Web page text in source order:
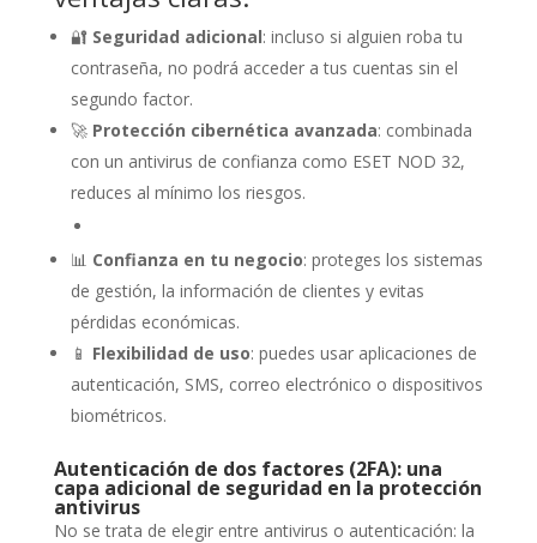
🔐 Seguridad adicional: incluso si alguien roba tu
contraseña, no podrá acceder a tus cuentas sin el
segundo factor.
🚀 Protección cibernética avanzada: combinada
con un antivirus de confianza como ESET NOD 32,
reduces al mínimo los riesgos.
📊 Confianza en tu negocio: proteges los sistemas
de gestión, la información de clientes y evitas
pérdidas económicas.
📱 Flexibilidad de uso: puedes usar aplicaciones de
autenticación, SMS, correo electrónico o dispositivos
biométricos.
Autenticación de dos factores (2FA): una
capa adicional de seguridad en la protección
antivirus
No se trata de elegir entre antivirus o autenticación: la